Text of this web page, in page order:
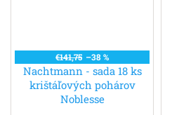
€141,75 –38 %
Nachtmann - sada 18 ks
krištáľových pohárov
Noblesse